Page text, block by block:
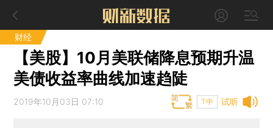
财经
【美股】10月美联储降息预期升温
美债收益率曲线加速趋陡
试听
2019年10月03日 07:10 T中